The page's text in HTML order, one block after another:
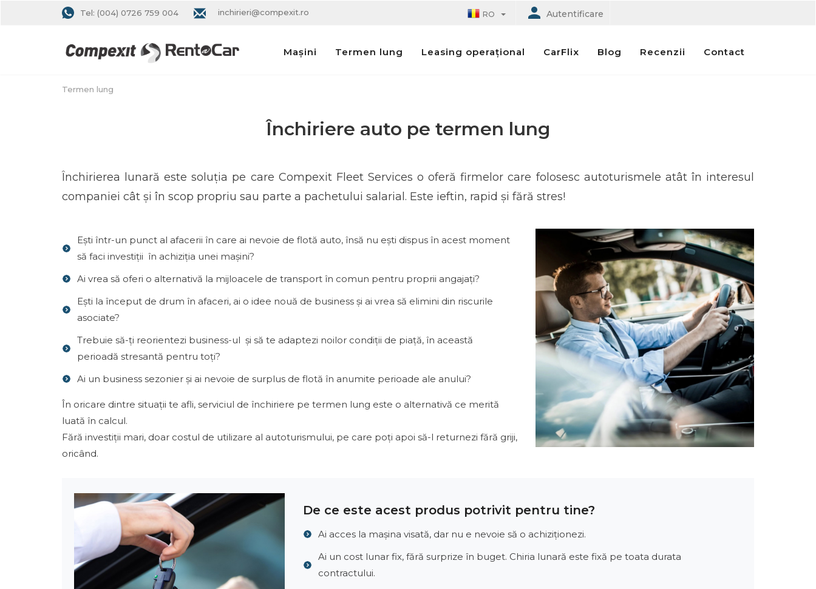
Tel: (004) 0726 759 004 inchirieri@compexit.ro RO Autentificare
Mașini Termen lung Leasing operațional CarFlix Blog Recenzii Contact
Termen lung
Închiriere auto pe termen lung
Închirierea lunară este soluția pe care Compexit Fleet Services o oferă firmelor care folosesc autoturismele atât în interesul
companiei cât și în scop propriu sau parte a pachetului salarial. Este ieftin, rapid și fără stres!
Ești într-un punct al afacerii în care ai nevoie de flotă auto, însă nu ești dispus în acest moment
să faci investiții în achiziția unei mașini?
Ai vrea să oferi o alternativă la mijloacele de transport în comun pentru proprii angajați?
Ești la început de drum în afaceri, ai o idee nouă de business și ai vrea să elimini din riscurile
asociate?
Trebuie să-ți reorientezi business-ul și să te adaptezi noilor condiții de piață, în această
perioadă stresantă pentru toți?
Ai un business sezonier și ai nevoie de surplus de flotă în anumite perioade ale anului?
În oricare dintre situații te afli, serviciul de închiriere pe termen lung este o alternativă ce merită
luată în calcul.
Fără investiții mari, doar costul de utilizare al autoturismului, pe care poți apoi să-l returnezi fără griji,
oricând.
De ce este acest produs potrivit pentru tine?
Ai acces la mașina visată, dar nu e nevoie să o achiziționezi.
Ai un cost lunar fix, fără surprize în buget. Chiria lunară este fixă pe toata durata
contractului.